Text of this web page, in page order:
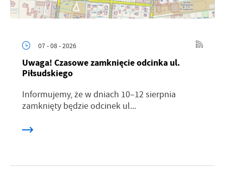
07 - 08 - 2026
Uwaga! Czasowe zamknięcie odcinka ul.
Piłsudskiego
Informujemy, że w dniach 10–12 sierpnia
zamknięty będzie odcinek ul...